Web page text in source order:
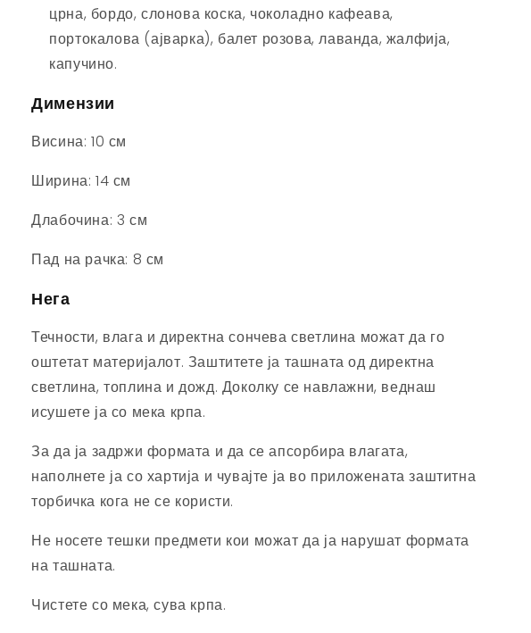
црна, бордо, слонова коска, чоколадно кафеава,
портокалова (ајварка), балет розова, лаванда, жалфија,
капучино.
Димензии
Висина: 10 см
Ширина: 14 см
Длабочина: 3 см
Пад на рачка: 8 см
Нега
Течности, влага и директна сончева светлина можат да го
оштетат материјалот. Заштитете ја ташната од директна
светлина, топлина и дожд. Доколку се навлажни, веднаш
исушете ја со мека крпа.
За да ја задржи формата и да се апсорбира влагата,
наполнете ја со хартија и чувајте ја во приложената заштитна
торбичка кога не се користи.
Не носете тешки предмети кои можат да ја нарушат формата
на ташната.
Чистете со мека, сува крпа.